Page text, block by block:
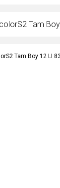
Tam